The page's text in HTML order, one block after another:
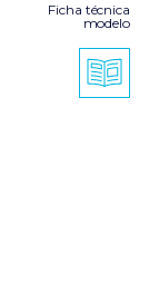
Ficha técnica
modelo